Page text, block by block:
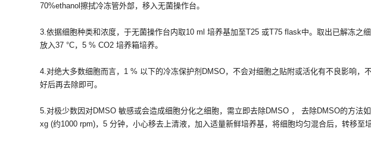
70%ethanol擦拭冷冻管外部，移入无菌操作台。
3.依据细胞种类和浓度，于无菌操作台内取10 ml 培养基加至T25 或T75 flask中。取出已解冻之
放入37 °C，5 % CO2 培养箱培养。
4.对绝大多数细胞而言，1 % 以下的冷冻保护剂DMSO，不会对细胞之贴附或活化有不良影响，
好后再去除即可。
5.对极少数因对DMSO 敏感或会造成细胞分化之细胞，需立即去除DMSO ， 去除DMSO的方法
xg (约1000 rpm)，5 分钟，小心移去上清液，加入适量新鲜培养基，将细胞均匀混合后，转移至